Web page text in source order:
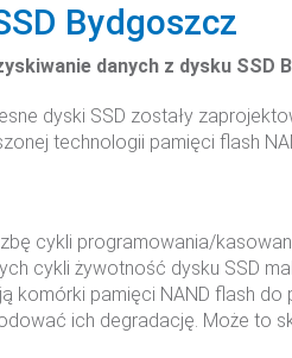
Bydgoszcz
danych z dysku SSD
dyski SSD zostały
technologii pamięci flash
cykli programowania/
cykli żywotność dysku SSD
komórki pamięci NAND flash
ich degradację. Może to